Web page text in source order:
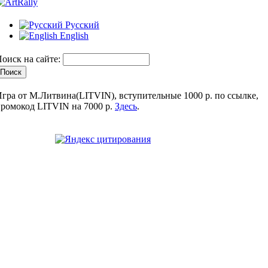
Русский
English
на сайте:
от М.Литвина(LITVIN), вступительные 1000 р. по ссылке,
LITVIN на 7000 р. Здесь.